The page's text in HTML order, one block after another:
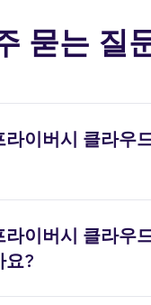
묻는 질
이버시 클라우
터를 취합하여 정
라 합동 분석을 하
다. 유저 수준의 개
라이버시 클라우
요?